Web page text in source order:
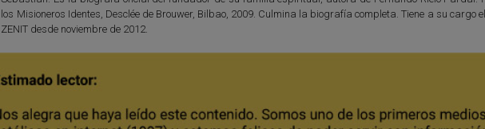
los Misioneros Identes, Desclée de Brouwer, Bilbao, 2009. Culmina la biografía completa. Tiene a su cargo
ZENIT desde noviembre de 2012.